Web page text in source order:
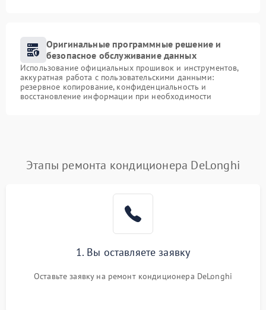
Оригинальные программные решение и
безопасное обслуживание данных
Использование официальных прошивок и инструментов,
аккуратная работа с пользовательскими данными:
резервное копирование, конфиденциальность и
восстановление информации при необходимости
Этапы ремонта кондиционера DeLonghi
1. Вы оставляете заявку
Оставьте заявку на ремонт кондиционера DeLonghi